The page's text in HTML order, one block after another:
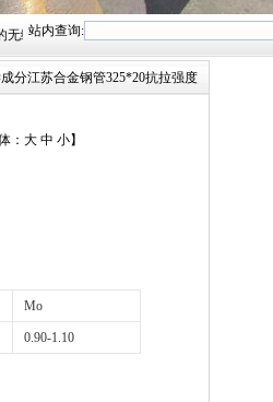
管,常备材质：20#、35#、45#、20G
站内查询:
分江苏合金钢管325*20抗拉强度
： 大 中 小】
Mo
0.90-1.10